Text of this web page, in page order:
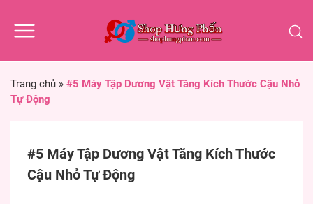
Trang chủ » #5 Máy Tập Dương Vật Tăng Kích Thước Cậu Nhỏ
Tự Động
#5 Máy Tập Dương Vật Tăng Kích Thước
Cậu Nhỏ Tự Động